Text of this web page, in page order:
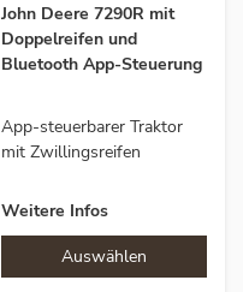
John Deere 7290R mit
Doppelreifen und
Bluetooth App-Steuerung
App-steuerbarer Traktor
mit Zwillingsreifen
Weitere Infos